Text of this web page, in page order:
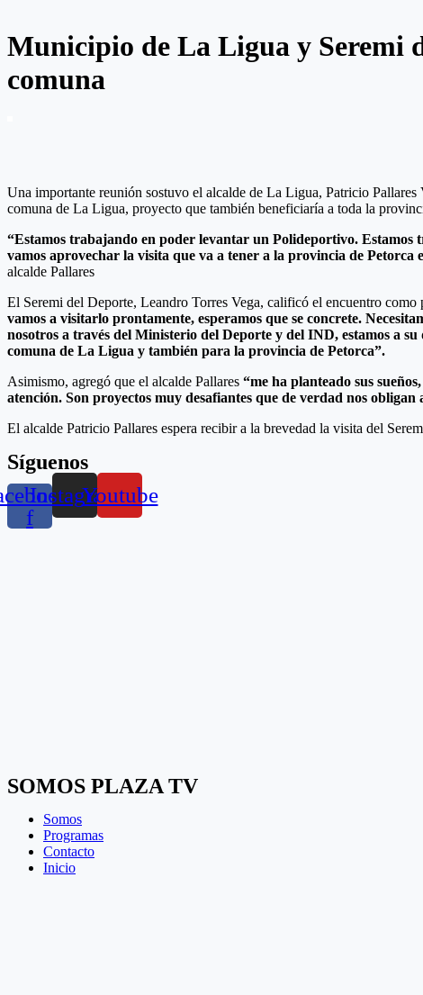
Municipio de La Ligua y Seremi
comuna
Una importante reunión sostuvo el alcalde de La Ligua, Patricio
comuna de La Ligua, proyecto que también beneficiaría a toda la
“Estamos trabajando en poder levantar un Polideportivo.
vamos aprovechar la visita que va a tener a la provincia de
alcalde Pallares
El Seremi del Deporte, Leandro Torres Vega, calificó el encuentro
vamos a visitarlo prontamente, esperamos que se concrete.
nosotros a través del Ministerio del Deporte y del IND, estamos a
comuna de La Ligua y también para la provincia de Petorca”.
Asimismo, agregó que el alcalde Pallares “me ha planteado sus
atención. Son proyectos muy desafiantes que de verdad nos
El alcalde Patricio Pallares espera recibir a la brevedad la visita del
Síguenos
f
InstagramYoutube
SOMOS PLAZA TV
Somos
Programas
Contacto
Inicio